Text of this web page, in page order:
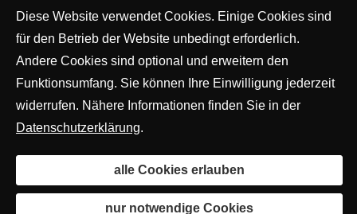
Co. KG
Diese Website verwendet Cookies. Einige Cookies sind
für den Betrieb der Website unbedingt erforderlich.
Andere Cookies sind optional und erweitern den
Funktionsumfang. Sie können Ihre Einwilligung jederzeit
widerrufen. Nähere Informationen finden Sie in der
Datenschutzerklärung.
alle Cookies erlauben
nur notwendige Cookies